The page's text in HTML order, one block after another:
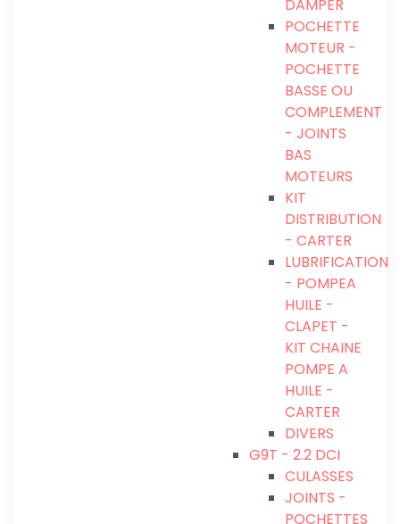
DAMPER
POCHETTE
MOTEUR -
POCHETTE
BASSE OU
COMPLEMENT
- JOINTS
BAS
MOTEURS
KIT
DISTRIBUTION
- CARTER
LUBRIFICATION
- POMPEA
HUILE -
CLAPET -
KIT CHAINE
POMPE A
HUILE -
CARTER
DIVERS
G9T - 2.2 DCI
CULASSES
JOINTS -
POCHETTES